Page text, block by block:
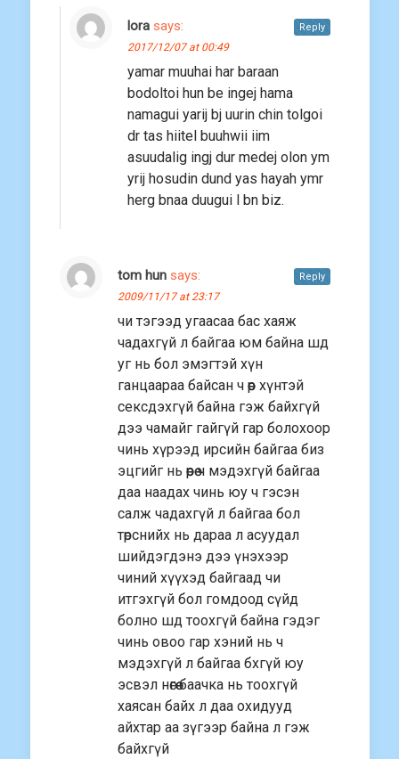
lora says:
2017/12/07 at 00:49
yamar muuhai har baraan
bodoltoi hun be ingej hama
namagui yarij bj uurin chin tolgoi
dr tas hiitel buuhwii iim
asuudalig ingj dur medej olon ym
yrij hosudin dund yas hayah ymr
herg bnaa duugui l bn biz.
Reply
tom hun says:
2009/11/17 at 23:17
чи тэгээд угаасаа бас хаяж
чадахгүй л байгаа юм байна шд
уг нь бол эмэгтэй хүн
ганцаараа байсан ч өөр хүнтэй
сексдэхгүй байна гэж байхгүй
дээ чамайг гайгүй гар болохоор
чинь хүрээд ирсийн байгаа биз
эцгийг нь өөрөө ч мэдэхгүй байгаа
даа наадах чинь юу ч гэсэн
салж чадахгүй л байгаа бол
төрснийх нь дараа л асуудал
шийдэгдэнэ дээ үнэхээр
чиний хүүхэд байгаад чи
итгэхгүй бол гомдоод сүйд
болно шд тоохгүй байна гэдэг
чинь овоо гар хэний нь ч
мэдэхгүй л байгаа бхгүй юу
эсвэл нөгөө баачка нь тоохгүй
хаясан байх л даа охидууд
айхтар аа зүгээр байна л гэж
байхгүй
Reply